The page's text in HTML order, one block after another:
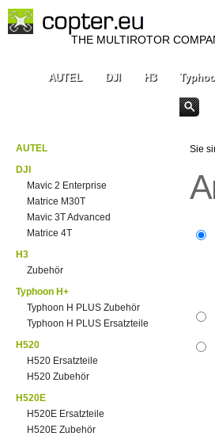
THE MULTIROTOR
AUTEL DJI H3
AUTEL
DJI
Mavic 2 Enterprise
Matrice M30T
Mavic 3T Advanced
Matrice 4T
H3
Zubehör
Typhoon H+
Typhoon H PLUS Zubehör
Typhoon H PLUS Ersatzteile
H520
H520 Ersatzteile
H520 Zubehör
H520E
H520E Ersatzteile
H520E Zubehör
Sie